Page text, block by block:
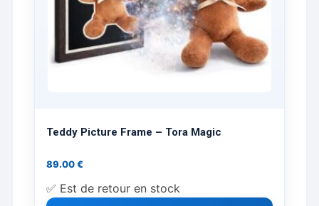
Teddy Picture Frame – Tora Magic
89.00€
✅ Est de retour en stock